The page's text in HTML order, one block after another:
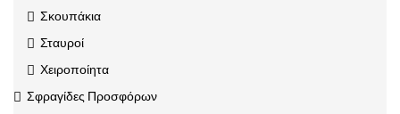
Σκουπάκια
Σταυροί
Χειροποίητα
Σφραγίδες Προσφόρων